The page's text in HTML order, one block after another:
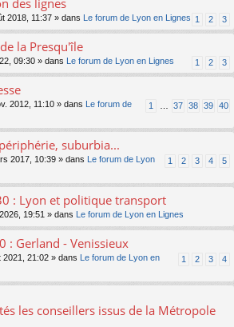
des lignes
1 2 3
2018, 11:37 » dans Le forum de Lyon en Lignes
la Presqu'île
1 2 3
09:30 » dans Le forum de Lyon en Lignes
1 37 38 39 40
2012, 11:10 » dans
Le forum de
suburbia...
1 2 3 4 5
2017, 10:39 » dans
Le forum de Lyon
: Lyon et politique transport
19:51 » dans Le forum de Lyon en Lignes
: Gerland - Venissieux
1 2 3 4
2021, 21:02 » dans
Le forum de Lyon en
les conseillers issus de la Métropole